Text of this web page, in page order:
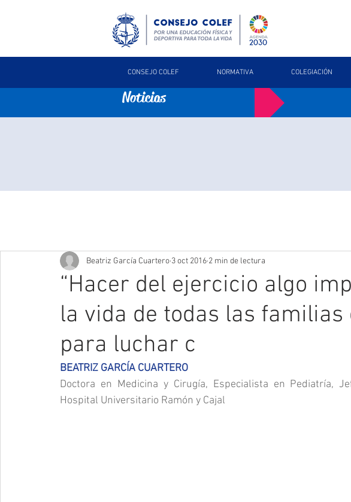
CONSEJO COLEF NORMATIVA COLEGIACIÓN
Noticias
“Hacer del ejercicio algo
la vida de todas las familias
para luchar c
Beatriz García Cuartero 3 oct 2016 2 min de lectura
BEATRIZ GARCÍA CUARTERO
Doctora en Medicina y Cirugía, Especialista en Pediatría,
Hospital Universitario Ramón y Cajal